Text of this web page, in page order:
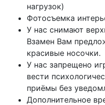
нагрузок)
Фотосъемка
У нас снимают
Взамен Вам
красивые носочки.
У нас запрещено
вести
приёмы без
Дополнительное